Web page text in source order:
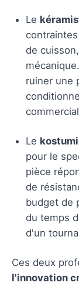
Le
de
ruiner une
Le
pour le
pièce
de
budget de
du temps
d'un
Ces deux
l'innovation